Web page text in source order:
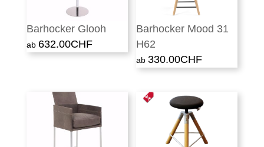
Barhocker Glooh
632.00CHF
Barhocker Mood 31
H62
330.00CHF